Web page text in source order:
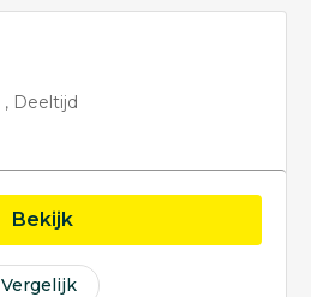
Deeltijd
Bekijkopleiding ICT
Vergelijk